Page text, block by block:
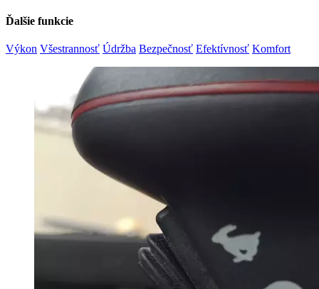
Ďalšie funkcie
Výkon Všestrannosť Údržba Bezpečnosť Efektívnosť Komfort